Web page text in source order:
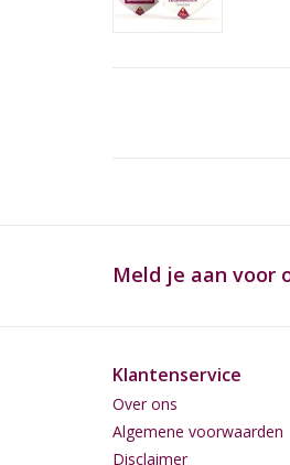
Meld je aan voor
Klantenservice
Over ons
Algemene voorwaarden
Disclaimer